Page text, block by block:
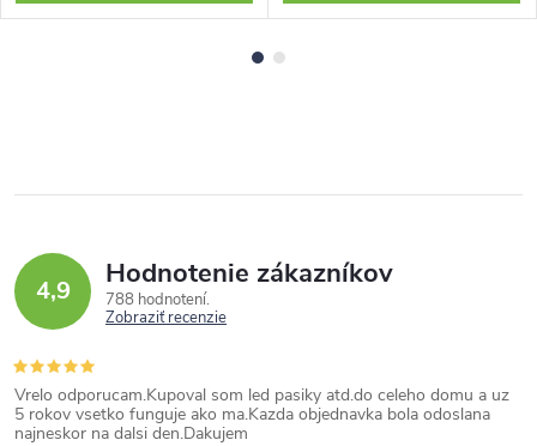
4,9 Hodnotenie zákazníkov
788 hodnotení
Zobraziť recenzie
Vrelo odporucam.Kupoval som led pasiky atd.do celeho domu a uz
5 rokov vsetko funguje ako ma.Kazda objednavka bola odoslana
najneskor na dalsi den.Dakujem